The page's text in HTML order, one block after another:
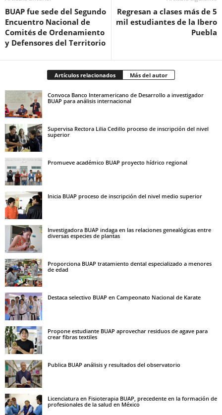
BUAP fue sede del Segundo
Encuentro Nacional de
Comités de Ordenamiento
y Defensores del Territorio
Regresan a clases más de 5
mil estudiantes de la Ibero
Puebla
Artículos relacionados Más del autor
Convoca Banco Interamericano de Desarrollo a investigador
BUAP para análisis internacional
Supervisa Rectora Lilia Cedillo proceso de inscripción del nivel
superior
Promueve académico BUAP proyecto hídrico regional
Inicia BUAP proceso de inscripción del nivel medio superior
Investigadora BUAP indaga en las relaciones genealógicas entre
diversas especies de plantas
Proporciona BUAP tratamiento dental especializado a menores
de edad
Destaca selectivo BUAP en Campeonato Nacional de Karate
Propone estudiante BUAP aprovechar residuos de agave para
crear fibras textiles
Publica BUAP análisis y resultados del observatorio
Licenciatura en Fisioterapia BUAP, precedente en la formación de
profesionales de la salud en México